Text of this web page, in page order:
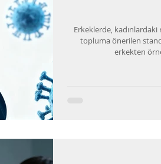
Erkeklerde, kadınlardaki
topluma önerilen
erkekten